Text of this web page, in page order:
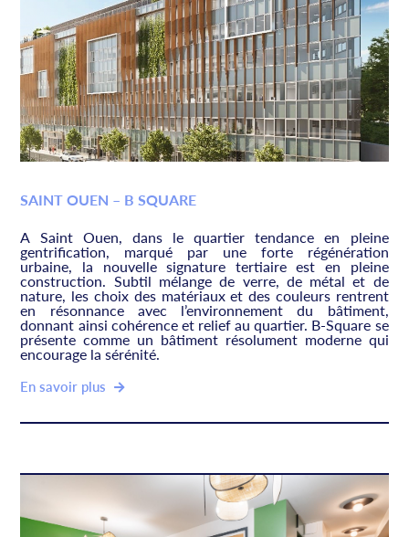
SAINT OUEN – B SQUARE
A Saint Ouen, dans le quartier tendance en pleine
gentrification, marqué par une forte régénération
urbaine, la nouvelle signature tertiaire est en pleine
construction. Subtil mélange de verre, de métal et de
nature, les choix des matériaux et des couleurs rentrent
en résonnance avec l’environnement du bâtiment,
donnant ainsi cohérence et relief au quartier. B-Square se
présente comme un bâtiment résolument moderne qui
encourage la sérénité.
En savoir plus